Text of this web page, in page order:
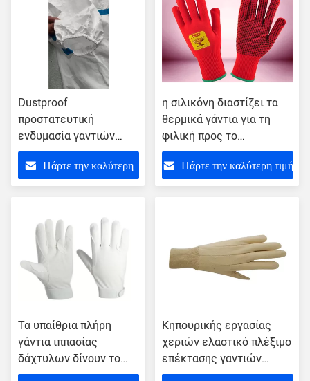
Dustproof
προστατευτική
ενδυμασία γαντιών
χεριών Dispoable
αδιάβροχη
λειτουργώντας της
στρώματα PE
Πάρτε την καλύτερη
η σιλικόνη διαστίζει τα
θερμικά γάντια για τη
φιλική προς το
περιβάλλον νάυλον
προστασία χεριών
κόκκινου χρώματος
Πάρτε την καλύτερη τιμή
Τα υπαίθρια πλήρη
γάντια ιππασίας
δάχτυλων δίνουν το
βάρος 150gsm
Κηπουρικής εργασίας
χεριών ελαστικό πλέξιμο
επέκτασης γαντιών
αντιολισθητικό υψηλό